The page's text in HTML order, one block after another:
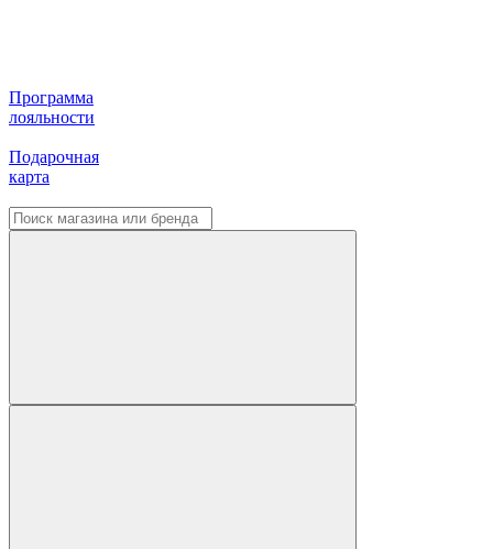
Программа
лояльности
Подарочная
карта